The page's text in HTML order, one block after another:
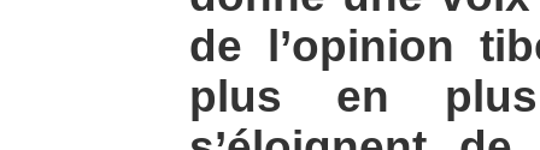
de l’opinion
plus en plus